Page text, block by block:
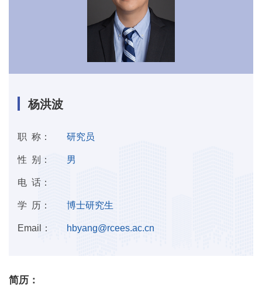
杨洪波
职 称： 研究员
性 别： 男
电 话：
学 历： 博士研究生
Email： hbyang@rcees.ac.cn
简历：